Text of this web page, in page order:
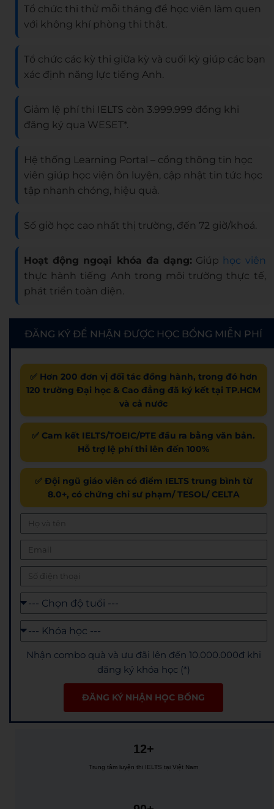
Tổ chức thi thử mỗi tháng để học viên làm quen
với không khí phòng thi thật.
Tổ chức các kỳ thi giữa kỳ và cuối kỳ giúp các bạn
xác định năng lực tiếng Anh.
Giảm lệ phí thi IELTS còn 3.999.999 đồng khi
đăng ký qua WESET*.
Hệ thống Learning Portal – cổng thông tin học
viên giúp học viện ôn luyện, cập nhật tin tức học
tập nhanh chóng, hiệu quả.
Số giờ học cao nhất thị trường, đến 72 giờ/khoá.
Hoạt động ngoại khóa đa dạng: Giúp học viên
thực hành tiếng Anh trong môi trường thực tế,
phát triển toàn diện.
ĐĂNG KÝ ĐỂ NHẬN ĐƯỢC HỌC BỔNG MIỄN PHÍ
✅ Hơn 200 đơn vị đối tác đồng hành, trong đó hơn
120 trường Đại học & Cao đẳng đã ký kết tại TP.HCM
và cả nước
✅ Cam kết IELTS/TOEIC/PTE đầu ra bằng văn bản.
Hỗ trợ lệ phí thi lên đến 100%
✅ Đội ngũ giáo viên có điểm IELTS trung bình từ
8.0+, có chứng chỉ sư phạm/ TESOL/ CELTA
Nhận combo quà và ưu đãi lên đến 10.000.000đ khi
đăng ký khóa học (*)
ĐĂNG KÝ NHẬN HỌC BỔNG
12+
Trung tâm luyện thi IELTS tại Việt Nam